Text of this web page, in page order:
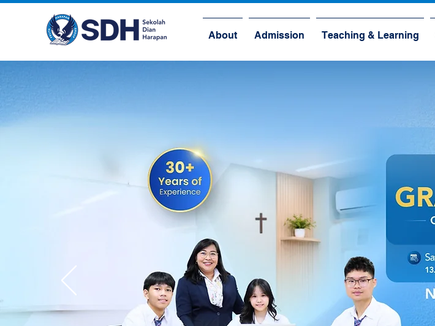
About Admission Teaching & Learning